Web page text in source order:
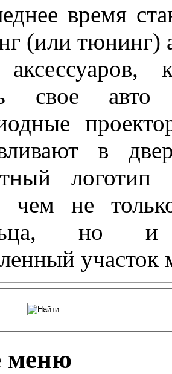
время
(или тюнинг)
свое
в
логотип
чем не
но и
участок
меню